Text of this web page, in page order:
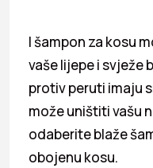
I šampon za kosu
vaše lijepe i svježe
protiv peruti imaju
može uništiti vašu
odaberite blaže
obojenu kosu.